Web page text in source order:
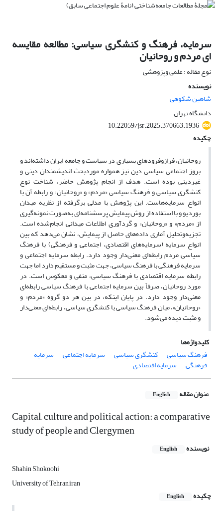
سرمایه، فرهنگ و کنشگری سیاسی: مطالعه مقایسه
ای مردم و روحانیان
نوع مقاله : علمی وپزوهشی
نویسنده
شاهین شکوهی
دانشگاه تهران
10.22059/jsr.2025.370663.1936
چکیده
روحانیان، فرازوفرودهای بسیاری در سیاست و جامعه ایران داشته‌اند و
بروز اجتماعی سیاسی دین نیز همواره موردبحث اندیشمندان دینی و
غیردینی بوده است. هدف از انجام پژوهش حاضر، شناخت نوع
کنشگری سیاسی و فرهنگ سیاسی «مردم» و «روحانیان» و رابطه آن با
انواع سرمایه‌هاست. این پژوهش با مدلی برگرفته از نظریه میدان
بوردیو و با استفاده از روش پیمایش پرسشنامه‌ای به‌صورت نمونه‌گیری
از «مردم» و «روحانیان» و گردآوری اطلاعات میدانی انجام‌شده است.
تجزیه‌و‌تحلیل آماری داده‌های حاصل از پیمایش، نشان می‌دهد که بین
انواع سرمایه (سرمایه‌های اقتصادی، اجتماعی و فرهنگی) با فرهنگ
سیاسی مردم رابطه‌ای معنی‌دار وجود دارد. رابطه سرمایه اجتماعی و
سرمایه فرهنگی با فرهنگ سیاسی، جهت مثبت و مستقیم دارد اما جهت
رابطه سرمایه اقتصادی با فرهنگ سیاسی، منفی و معکوس است. در
مورد روحانیان، صرفاً بین سرمایه اجتماعی با فرهنگ سیاسی رابطه‌ای
معنی‌دار وجود دارد. در پایان اینکه، در بین هر دو گروه «مردم» و
«روحانیان»، میان فرهنگ سیاسی با کنشگری سیاسی، رابطه‌ای معنی‌دار
و مثبت دیده می‌شود.
کلیدواژه‌ها
فرهنگ سیاسی
کنشگری سیاسی سرمایه اجتماعی سرمایه
فرهنگی سرمایه اقتصادی
عنوان مقاله English
Capital, culture and political action: a comparative
study of people and Clergymen
نویسنده English
Shahin Shokoohi
University of Tehran,iran
چکیده
English